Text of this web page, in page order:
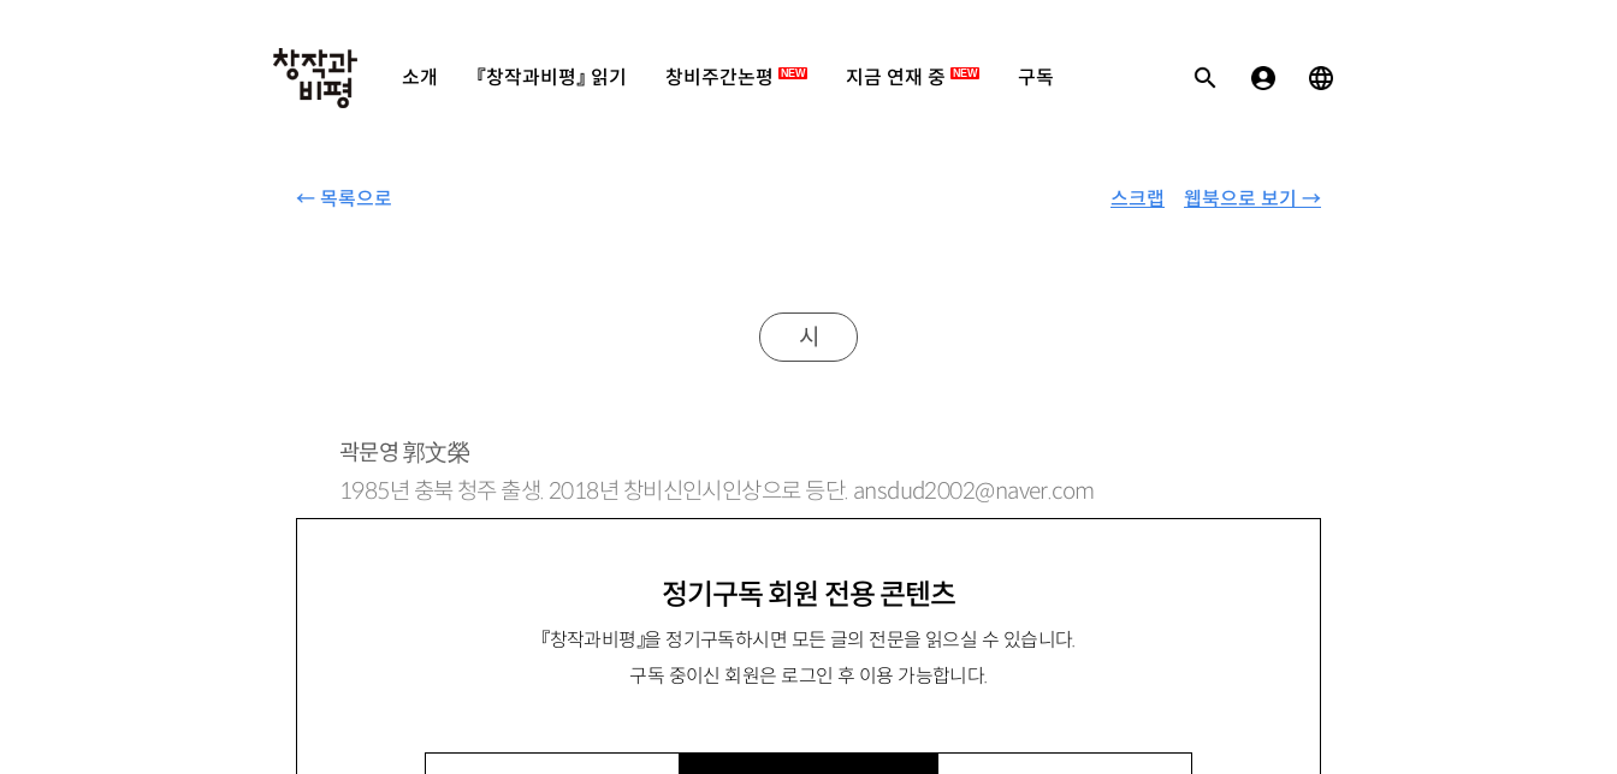
소개 『창작과비평』 읽기 창비주간논평 NEW 지금 연재 중 NEW 구독
← 목록으로 웹북으로 보기 →
스크랩
정기구독 회원 전용 콘텐츠
『창작과비평』을 정기구독하시면 모든 글의 전문을 읽으실 수 있습니다.
구독 중이신 회원은 로그인 후 이용 가능합니다.
시
곽문영 郭文榮
1985년 충북 청주 출생. 2018년 창비신인시인상으로 등단. ansdud2002@naver.com
오랫동안 아름다운 것을 쓸수록 나는 못생겨졌다